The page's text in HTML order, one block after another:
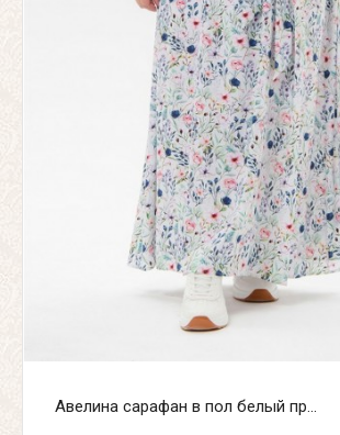
Авелина сарафан в пол белый пр...